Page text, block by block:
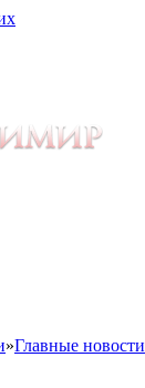
»Главные новости